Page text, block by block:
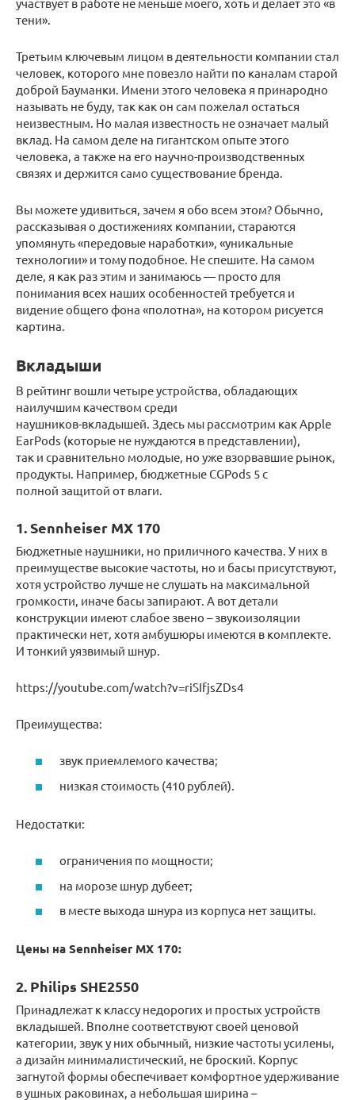
тени».
Третьим ключевым лицом в деятельности компании стал
человек, которого мне повезло найти по каналам старой
доброй Бауманки. Имени этого человека я принародно
называть не буду, так как он сам пожелал остаться
неизвестным. Но малая известность не означает малый
вклад. На самом деле на гигантском опыте этого
человека, а также на его научно-производственных
связях и держится само существование бренда.
Вы можете удивиться, зачем я обо всем этом? Обычно,
рассказывая о достижениях компании, стараются
упомянуть «передовые наработки», «уникальные
технологии» и тому подобное. Не спешите. На самом
деле, я как раз этим и занимаюсь — просто для
понимания всех наших особенностей требуется и
видение общего фона «полотна», на котором рисуется
картина.
Вкладыши
В рейтинг вошли четыре устройства, обладающих
наилучшим качеством среди
наушников-вкладышей. Здесь мы рассмотрим как Apple
EarPods (которые не нуждаются в представлении),
так и сравнительно молодые, но уже взорвавшие рынок,
продукты. Например, бюджетные CGPods 5 с
полной защитой от влаги.
1. Sennheiser MX 170
Бюджетные наушники, но приличного качества. У них в
преимуществе высокие частоты, но и басы присутствуют,
хотя устройство лучше не слушать на максимальной
громкости, иначе басы запирают. А вот детали
конструкции имеют слабое звено – звукоизоляции
практически нет, хотя амбушюры имеются в комплекте.
И тонкий уязвимый шнур.
https://youtube.com/watch?v=riSIfjsZDs4
Преимущества:
звук приемлемого качества;
низкая стоимость (410 рублей).
Недостатки:
ограничения по мощности;
на морозе шнур дубеет;
в месте выхода шнура из корпуса нет защиты.
Цены на Sennheiser MX 170:
2. Philips SHE2550
Принадлежат к классу недорогих и простых устройств
вкладышей. Вполне соответствуют своей ценовой
категории, звук у них обычный, низкие частоты усилены,
а дизайн минималистический, не броский. Корпус
загнутой формы обеспечивает комфортное удерживание
в ушных раковинах, а небольшая ширина –